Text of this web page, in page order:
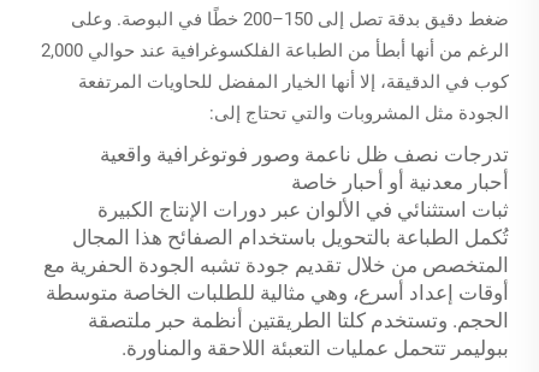
ضغط دقيق بدقة تصل إلى 150–200 خطًا في البوصة. وعلى
الرغم من أنها أبطأ من الطباعة الفلكسوغرافية عند حوالي 2,000
كوب في الدقيقة، إلا أنها الخيار المفضل للحاويات المرتفعة
الجودة مثل المشروبات والتي تحتاج إلى:
تدرجات نصف ظل ناعمة وصور فوتوغرافية واقعية
أحبار معدنية أو أحبار خاصة
ثبات استثنائي في الألوان عبر دورات الإنتاج الكبيرة
تُكمل الطباعة بالتحويل باستخدام الصفائح هذا المجال
المتخصص من خلال تقديم جودة تشبه الجودة الحفرية مع
أوقات إعداد أسرع، وهي مثالية للطلبات الخاصة متوسطة
الحجم. وتستخدم كلتا الطريقتين أنظمة حبر ملتصقة
ببوليمر تتحمل عمليات التعبئة اللاحقة والمناورة.